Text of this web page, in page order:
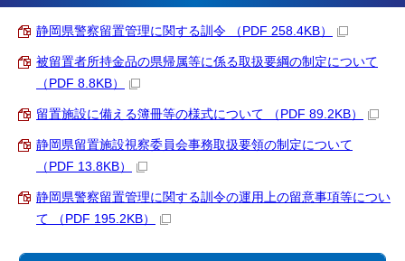
静岡県警察留置管理に関する訓令 （PDF 258.4KB）
被留置者所持金品の県帰属等に係る取扱要綱の制定について
（PDF 8.8KB）
留置施設に備える簿冊等の様式について （PDF 89.2KB）
静岡県留置施設視察委員会事務取扱要領の制定について
（PDF 13.8KB）
静岡県警察留置管理に関する訓令の運用上の留意事項等につい
て （PDF 195.2KB）